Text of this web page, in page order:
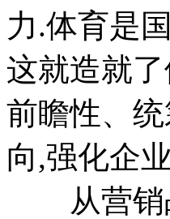
力.体育是
这就造就
前瞻性、
向,强化企
从营销战